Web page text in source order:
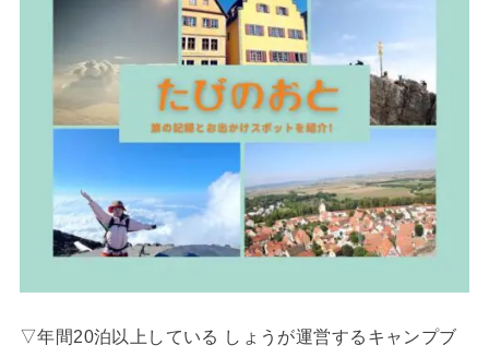
▽年間20泊以上している しょうが運営するキャンプブ